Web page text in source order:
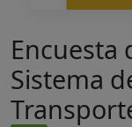
Encuesta
Sistema